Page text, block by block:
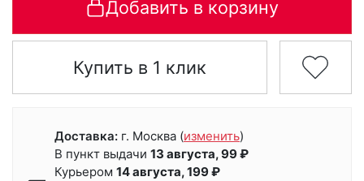
Добавить в корзину
Купить в 1 клик
Доставка: г. Москва (изменить)
В пункт выдачи 13 августа, 99 ₽
Курьером 14 августа, 199 ₽